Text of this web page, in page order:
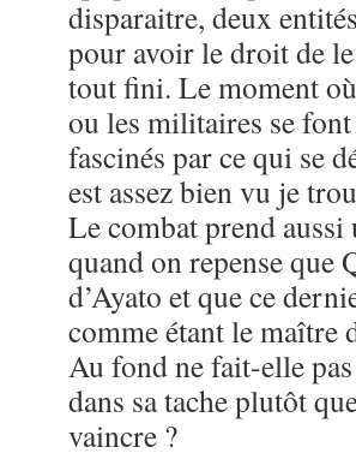
disparaitre, deux
pour avoir le droit de
tout fini. Le moment
ou les militaires se
fascinés par ce qui se
est assez bien vu je
Le combat prend
quand on repense que
d’Ayato et que ce
comme étant le maître
Au fond ne fait-elle
dans sa tache plutôt
vaincre ?